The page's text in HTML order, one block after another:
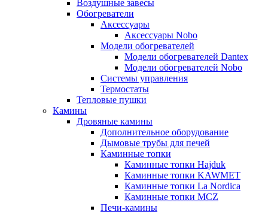
Воздушные завесы
Обогреватели
Аксессуары
Аксессуары Nobo
Модели обогревателей
Модели обогревателей Dantex
Модели обогревателей Nobo
Системы управления
Термостаты
Тепловые пушки
Камины
Дровяные камины
Дополнительное оборудование
Дымовые трубы для печей
Каминные топки
Каминные топки Hajduk
Каминные топки KAWMET
Каминные топки La Nordica
Каминные топки MCZ
Печи-камины